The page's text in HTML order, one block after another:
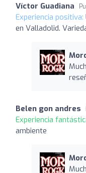
Víctor Guadiana
Experiencia positiva:
en Valladolid.
Belen gon andres
Experiencia
ambiente